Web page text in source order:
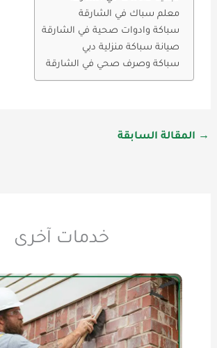
معلم سباك في الشارقة
سباكة وادوات صحية في الشارقة
صيانة سباكة منزلية دبي
سباكة وصرف صحي في الشارقة
→ المقالة السابقة
خدمات آخرى